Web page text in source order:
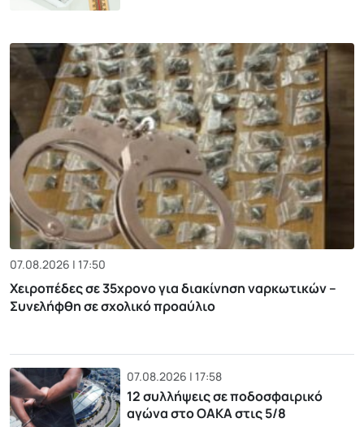
07.08.2026 | 17:50
Χειροπέδες σε 35χρονο για διακίνηση ναρκωτικών –
Συνελήφθη σε σχολικό προαύλιο
07.08.2026 | 17:58
12 συλλήψεις σε ποδοσφαιρικό
αγώνα στο ΟΑΚΑ στις 5/8